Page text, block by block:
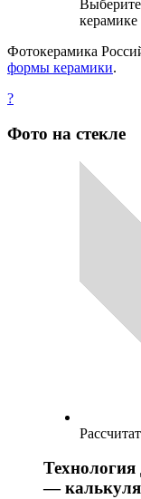
керамике
Фотокерамика
формы керамики.
?
Фото на стекле
—